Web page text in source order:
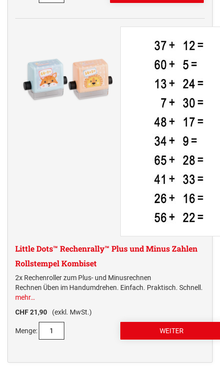
Little Dots™ Rechenrally™ Plus und Minus Zahlen
Rollstempel Kombiset
2x Rechenroller zum Plus- und Minusrechnen
Rechnen Üben im Handumdrehen. Einfach. Praktisch. Schnell.
mehr…
CHF 21,90
(exkl. MwSt.)
Menge: